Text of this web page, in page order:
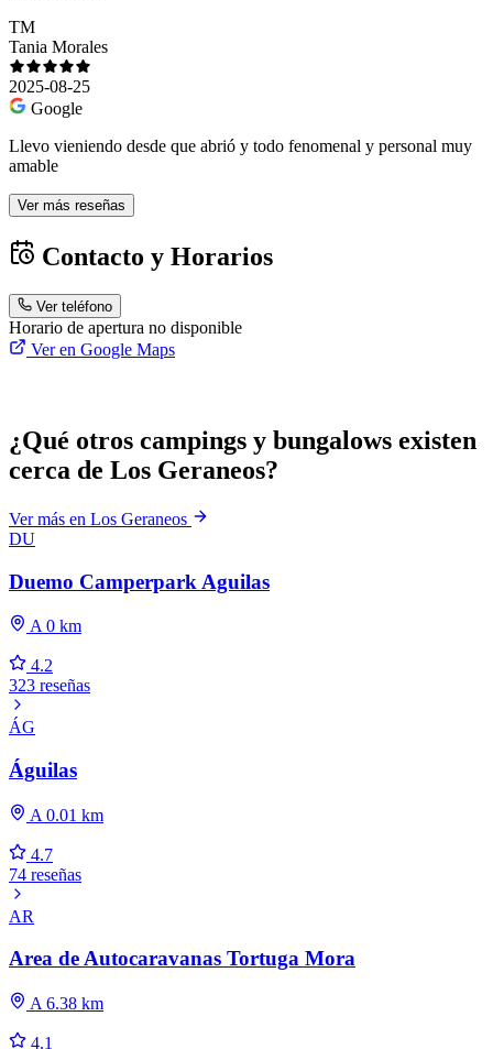
TM
Tania Morales
2025-08-25
Google
Llevo vieniendo desde que abrió y todo fenomenal y personal muy
amable
Ver más reseñas
Contacto y Horarios
Ver teléfono
Horario de apertura no disponible
Ver en Google Maps
¿Qué otros campings y bungalows existen
cerca de Los Geraneos?
Ver más en Los Geraneos
DU
Duemo Camperpark Aguilas
A 0 km
4.2
323 reseñas
ÁG
Águilas
A 0.01 km
4.7
74 reseñas
AR
Area de Autocaravanas Tortuga Mora
A 6.38 km
4.1